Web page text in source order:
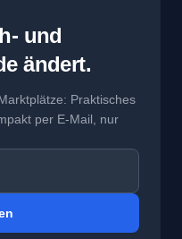
und
ändert.
Praktisches
per E-Mail, nur